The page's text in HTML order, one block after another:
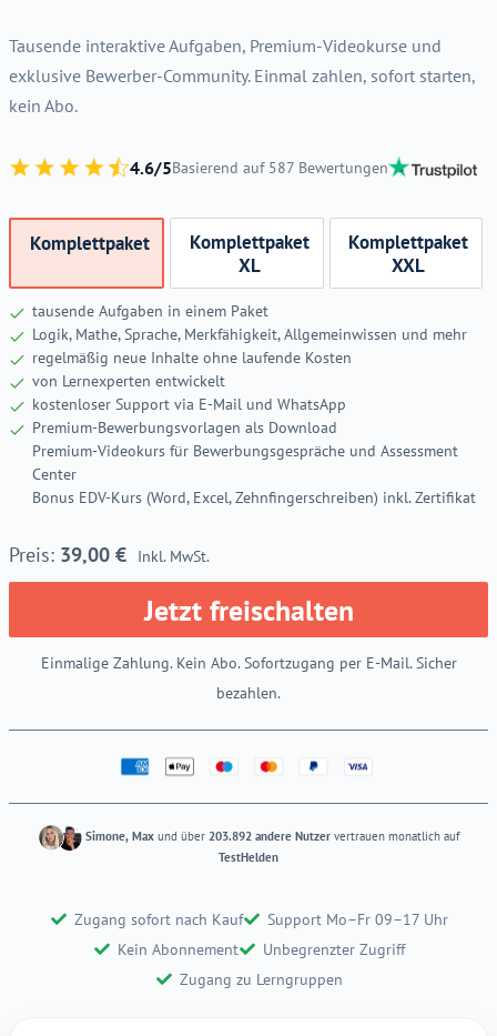
Tausende interaktive Aufgaben, Premium-Videokurse und
exklusive Bewerber-Community. Einmal zahlen, sofort starten,
kein Abo.
4.6/5Basierend auf 587 Bewertungen
Komplettpaket
Komplettpaket
XL
Komplettpaket
XXL
tausende Aufgaben in einem Paket
Logik, Mathe, Sprache, Merkfähigkeit, Allgemeinwissen und mehr
regelmäßig neue Inhalte ohne laufende Kosten
von Lernexperten entwickelt
kostenloser Support via E-Mail und WhatsApp
Premium-Bewerbungsvorlagen als Download
Premium-Videokurs für Bewerbungsgespräche und Assessment
Center
Bonus EDV-Kurs (Word, Excel, Zehnfingerschreiben) inkl. Zertifikat
39,00 € Inkl. MwSt.
Jetzt freischalten
Einmalige Zahlung. Kein Abo. Sofortzugang per E-Mail. Sicher
bezahlen.
Simone, Maxund über 203.892 andere Nutzervertrauen monatlich auf
TestHelden
Zugang sofort nach Kauf
Support Mo–Fr 09–17 Uhr
Kein Abonnement
Unbegrenzter Zugriff
Zugang zu Lerngruppen